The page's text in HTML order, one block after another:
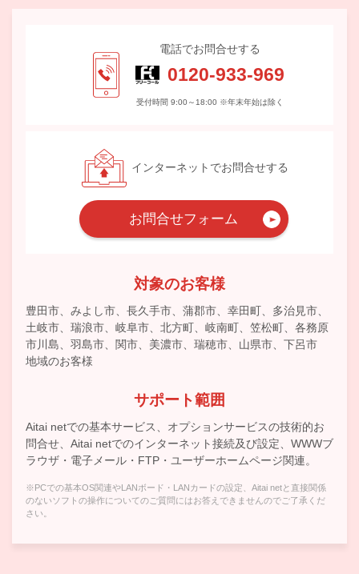
電話でお問合せする
0120-933-969
受付時間 9:00～18:00 ※年末年始は除く
インターネットでお問合せする
お問合せフォーム
対象のお客様
豊田市、みよし市、長久手市、蒲郡市、幸田町、多治見市、
土岐市、瑞浪市、岐阜市、北方町、岐南町、笠松町、各務原
市川島、羽島市、関市、美濃市、瑞穂市、山県市、下呂市
地域のお客様
サポート範囲
Aitai netでの基本サービス、オプションサービスの技術的お
問合せ、Aitai netでのインターネット接続及び設定、WWWブ
ラウザ・電子メール・FTP・ユーザーホームページ関連。
※PCでの基本OS関連やLANボード・LANカードの設定、Aitai netと直接関係
のないソフトの操作についてのご質問にはお答えできませんのでご了承くだ
さい。